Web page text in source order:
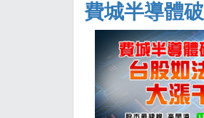
費城半導體